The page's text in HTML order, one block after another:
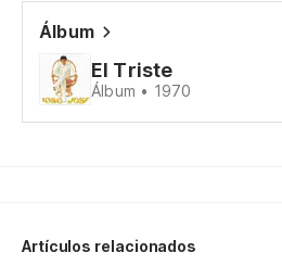
Álbum
El Triste
Álbum • 1970
Artículos relacionados